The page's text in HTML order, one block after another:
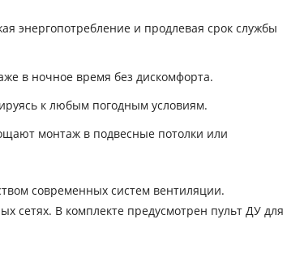
энергопотребление и продлевая срок службы
в ночное время без дискомфорта.
к любым погодным условиям.
монтаж в подвесные потолки или
современных систем вентиляции.
сетях. В комплекте предусмотрен пульт ДУ для